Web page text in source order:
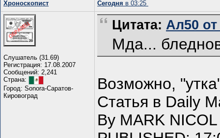
Хроноскопист Сегодня в 03:25
Слушатель (31.69)
Регистрация: 17.08.2007
Сообщений: 2,241
Страна:
Город: Sonora-Саратов-
Кировоград
Цитата: Ал50 от
Мда...
Возможно,
Статья в Daily
By MARK NICOL